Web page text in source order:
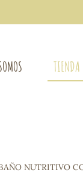
TIENDA
NUTRITIVO